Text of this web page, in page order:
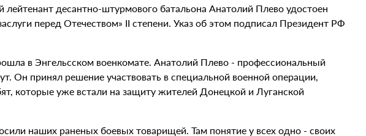
десантно-штурмового батальона Анатолий Плево удостоен
перед Отечеством» II степени. Указ об этом подписал Президент РФ
в Энгельсском военкомате. Анатолий Плево - профессиональный
Он принял решение участвовать в специальной военной операции,
которые уже встали на защиту жителей Донецкой и Луганской
наших раненых боевых товарищей. Там понятие у всех одно - своих